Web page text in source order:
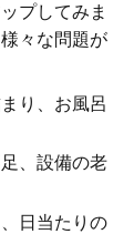
プしてみま
々な問題が
り、お風呂
、設備の老
日当たりの